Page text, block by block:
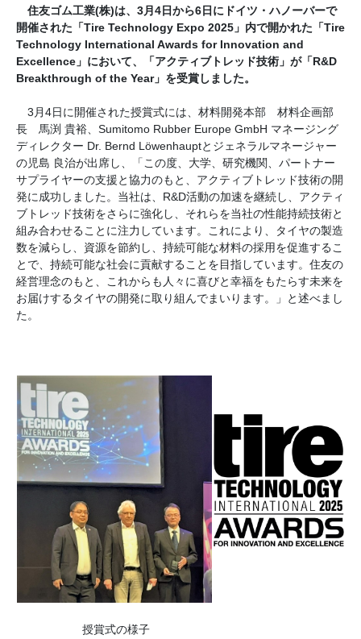
住友ゴム工業(株)は、3月4日から6日にドイツ・ハノーバーで
開催された「Tire Technology Expo 2025」内で開かれた「Tire
Technology International Awards for Innovation and
Excellence」において、「アクティブトレッド技術」が「R&D
Breakthrough of the Year」を受賞しました。
3月4日に開催された授賞式には、材料開発本部 材料企画部
長 馬渕 貴裕、Sumitomo Rubber Europe GmbH マネージング
ディレクター Dr. Bernd Löwenhauptとジェネラルマネージャー
の児島 良治が出席し、「この度、大学、研究機関、パートナー
サプライヤーの支援と協力のもと、アクティブトレッド技術の開
発に成功しました。当社は、R&D活動の加速を継続し、アクティ
ブトレッド技術をさらに強化し、それらを当社の性能持続技術と
組み合わせることに注力しています。これにより、タイヤの製造
数を減らし、資源を節約し、持続可能な材料の採用を促進するこ
とで、持続可能な社会に貢献することを目指しています。住友の
経営理念のもと、これからも人々に喜びと幸福をもたらす未来を
お届けするタイヤの開発に取り組んでまいります。」と述べまし
た。
授賞式の様子